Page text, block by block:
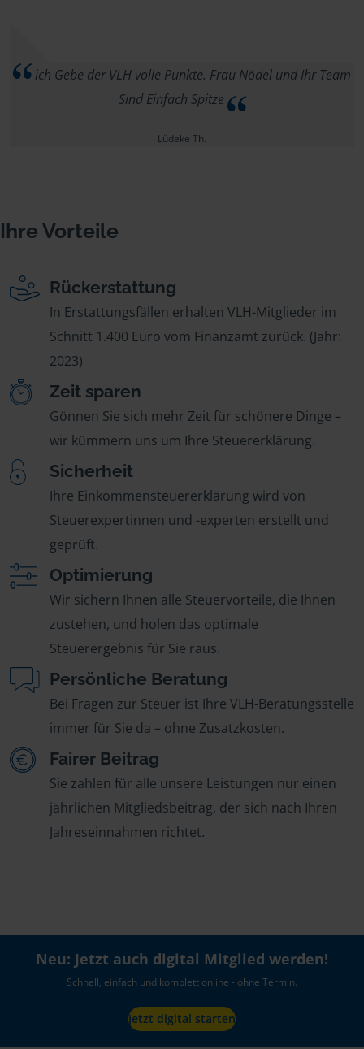
ich Gebe der VLH volle Punkte. Frau Nödel und Ihr Team
Sind Einfach Spitze
Lüdeke Th.
Ihre Vorteile
Rückerstattung
In Erstattungsfällen erhalten VLH-Mitglieder im
Schnitt 1.400 Euro vom Finanzamt zurück. (Jahr:
2023)
Zeit sparen
Gönnen Sie sich mehr Zeit für schönere Dinge –
wir kümmern uns um Ihre Steuererklärung.
Sicherheit
Ihre Einkommensteuererklärung wird von
Steuerexpertinnen und -experten erstellt und
geprüft.
Optimierung
Wir sichern Ihnen alle Steuervorteile, die Ihnen
zustehen, und holen das optimale
Steuerergebnis für Sie raus.
Persönliche Beratung
Bei Fragen zur Steuer ist Ihre VLH-Beratungsstelle
immer für Sie da – ohne Zusatzkosten.
Fairer Beitrag
Sie zahlen für alle unsere Leistungen nur einen
jährlichen Mitgliedsbeitrag, der sich nach Ihren
Jahreseinnahmen richtet.
Neu: Jetzt auch digital Mitglied werden!
Schnell, einfach und komplett online - ohne Termin.
Jetzt digital starten